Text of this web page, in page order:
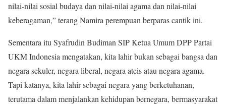
nilai-nilai sosial budaya dan nilai-nilai agama dan nilai-nilai
keberagaman,” terang Namira perempuan berparas cantik ini.
Sementara itu Syafrudin Budiman SIP Ketua Umum DPP Partai
UKM Indonesia mengatakan, kita lahir bukan sebagai bangsa dan
negara sekuler, negara liberal, negara ateis atau negara agama.
Tapi katanya, kita lahir sebagai negara yang berketuhanan,
terutama dalam menjalankan kehidupan bernegara, bermasyarakat